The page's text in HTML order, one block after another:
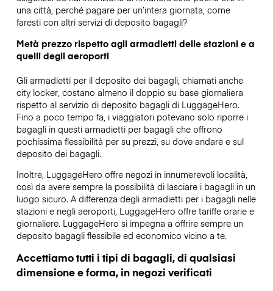
una città, perché pagare per un’intera giornata, come
faresti con altri servizi di deposito bagagli?
Metà prezzo rispetto agli armadietti delle stazioni e a
quelli degli aeroporti
Gli armadietti per il deposito dei bagagli, chiamati anche
city locker, costano almeno il doppio su base giornaliera
rispetto al servizio di deposito bagagli di LuggageHero.
Fino a poco tempo fa, i viaggiatori potevano solo riporre i
bagagli in questi armadietti per bagagli che offrono
pochissima flessibilità per su prezzi, su dove andare e sul
deposito dei bagagli.
Inoltre, LuggageHero offre negozi in innumerevoli località,
così da avere sempre la possibilità di lasciare i bagagli in un
luogo sicuro. A differenza degli armadietti per i bagagli nelle
stazioni e negli aeroporti, LuggageHero offre tariffe orarie e
giornaliere. LuggageHero si impegna a offrire sempre un
deposito bagagli flessibile ed economico vicino a te.
Accettiamo tutti i tipi di bagagli, di qualsiasi
dimensione e forma, in negozi verificati